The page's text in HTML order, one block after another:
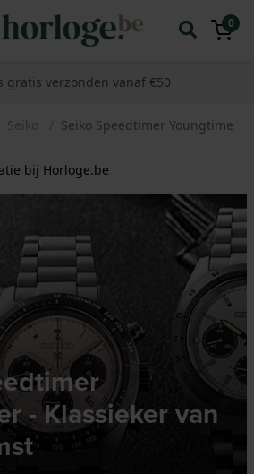
0
gratis verzonden vanaf €50
Seiko Seiko Speedtimer Youngtimer -
bij Horloge.be
- Klassieker van